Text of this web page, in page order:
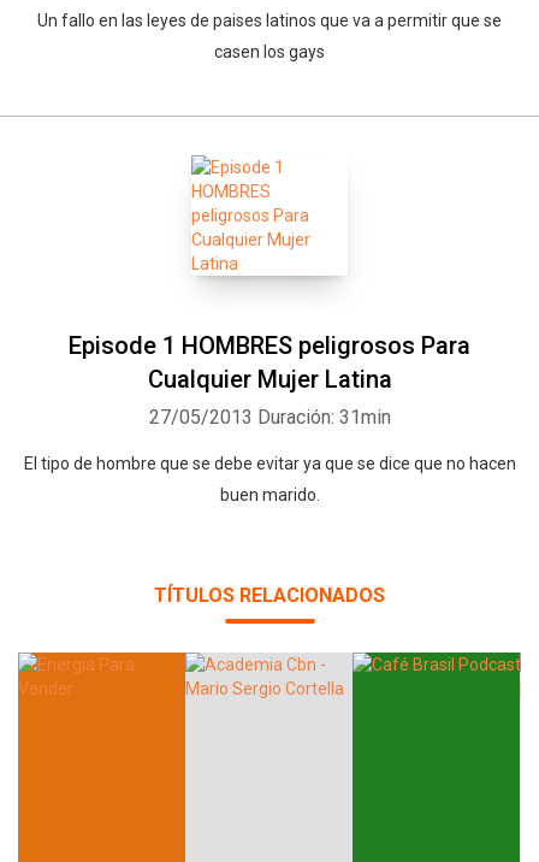
Un fallo en las leyes de paises latinos que va a permitir que se
casen los gays
Episode 1 HOMBRES peligrosos Para
Cualquier Mujer Latina
27/05/2013 Duración: 31min
El tipo de hombre que se debe evitar ya que se dice que no hacen
buen marido.
TÍTULOS RELACIONADOS